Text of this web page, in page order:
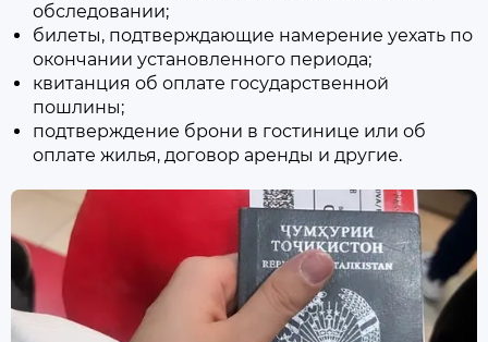
обследовании;
билеты, подтверждающие намерение уехать по
окончании установленного периода;
квитанция об оплате государственной
пошлины;
подтверждение брони в гостинице или об
оплате жилья, договор аренды и другие.